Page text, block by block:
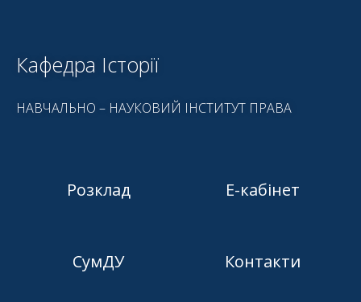
Кафедра Історії
НАВЧАЛЬНО – НАУКОВИЙ ІНСТИТУТ ПРАВА
Розклад Е-кабінет
СумДУ Контакти